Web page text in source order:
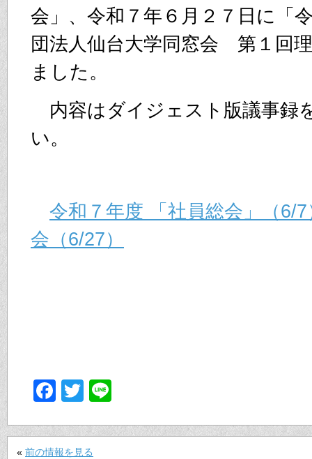
会」、令和７年６月２７日に「
団法人仙台大学同窓会 第１回
ました。
内容はダイジェスト版議事録
い。
令和７年度 「社員総会」（6/
会（6/27）
Facebook
Twitter
« 前の情報を見る